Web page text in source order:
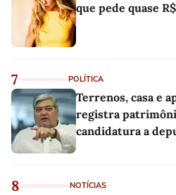
que pede quase
7 POLÍTICA
Terrenos, casa e
registra
candidatura a
8 NOTÍCIAS